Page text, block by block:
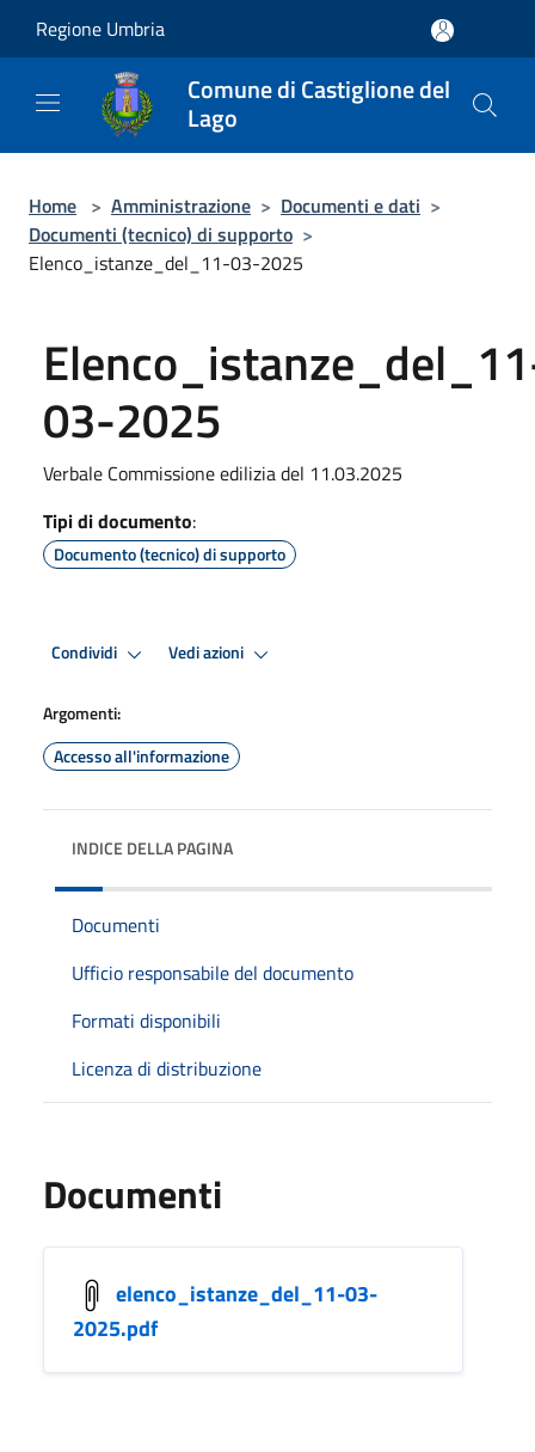
Regione Umbria
Comune di Castiglione del
Lago
Home > Amministrazione > Documenti e dati >
Documenti (tecnico) di supporto >
Elenco_istanze_del_11-03-2025
03-2025
Verbale Commissione edilizia del 11.03.2025
Tipi di documento:
Documento (tecnico) di supporto
Condividi Vedi azioni
Argomenti:
Accesso all'informazione
INDICE DELLA PAGINA
Documenti
Ufficio responsabile del documento
Formati disponibili
Licenza di distribuzione
Documenti
elenco_istanze_del_11-03-
2025.pdf